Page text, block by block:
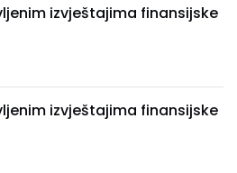
izvještajima finansijske
izvještajima finansijske